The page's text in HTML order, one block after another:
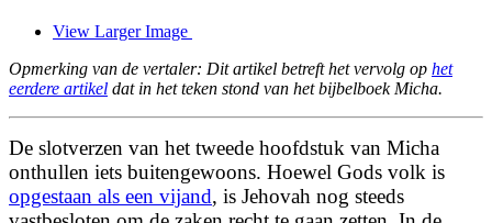
View Larger Image
Opmerking van de vertaler: Dit artikel betreft het vervolg op het
eerdere artikel dat in het teken stond van het bijbelboek Micha.
De slotverzen van het tweede hoofdstuk van Micha
onthullen iets buitengewoons. Hoewel Gods volk is
opgestaan als een vijand, is Jehovah nog steeds